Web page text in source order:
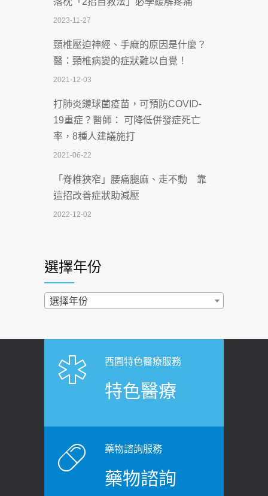
致死率達8成
2026-07-07
深耕萬華55年 西園醫院回顧發展歷程與
智慧 醫療布局
2026-07-06
【115年臺北市「防癌保衛戰：健康好禮
一手刮」】 宣導
2026-07-02
2026-07-02
4連霸議員黃秋澤癌逝！食道癌為何奪命
西園醫院55周年 7／10捐血公益活動 邀
民眾熱血響應
2026-06-30
健康肛門痛都是痔瘡?醫談瘍瘍瘻管與肛
裂差異 逾50歲民眾可做1事
原則避免血糖血壓飆高
2026-06-08
2023-11-27
頸椎壓迫神經、手麻的原因是什麼？
醫：頸椎病變的症狀難以自覺！
2021-12-03
打肺炎鏈球菌疫苗，可預防COVID-
19重症？醫師： 可降低併發症死亡
率，8種人建議施打
2021-06-22
「脊椎狹窄」腰痛腿麻、走不動 靠
這招改善症狀助減壓
2022-12-02
2022-02-17
過量維生素D和鈣恐罹癌? 醫師釋
「落枕」不要大力按脖子！ 1招「伸
展運動」預防落枕
老後睡不好、夜間易跌倒
2021-03-05
選擇年份
選擇年份
西園特色醫療服務
特色醫療
藥物諮詢服務
藥物諮詢